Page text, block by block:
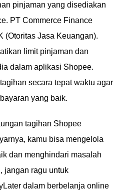
pinjaman yang disediakan
PT Commerce Finance
(Otoritas Jasa Keuangan).
limit pinjaman dan
dalam aplikasi Shopee.
secara tepat waktu agar
yang baik.
tagihan Shopee
kamu bisa mengelola
dan menghindari masalah
jangan ragu untuk
dalam berbelanja online